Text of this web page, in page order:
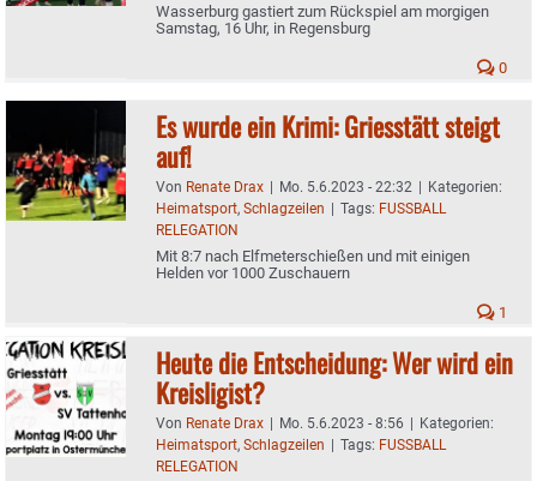
Wasserburg gastiert zum Rückspiel am morgigen
Samstag, 16 Uhr, in Regensburg
0
Es wurde ein Krimi: Griesstätt steigt
auf!
Von Renate Drax | Mo. 5.6.2023 - 22:32 | Kategorien:
Heimatsport, Schlagzeilen | Tags: FUSSBALL
RELEGATION
Mit 8:7 nach Elfmeterschießen und mit einigen
Helden vor 1000 Zuschauern
1
Heute die Entscheidung: Wer wird ein
Kreisligist?
Von Renate Drax | Mo. 5.6.2023 - 8:56 | Kategorien:
Heimatsport, Schlagzeilen | Tags: FUSSBALL
RELEGATION